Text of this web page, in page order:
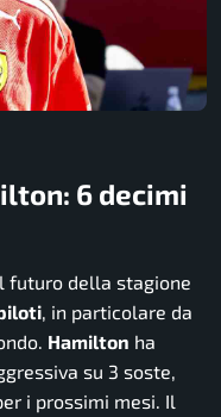
6 decimi
futuro della stagione
, in particolare da
Hamilton ha
su 3 soste,
i prossimi mesi. Il